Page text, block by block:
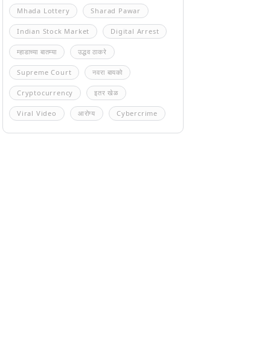
Mhada Lottery Sharad Pawar
Indian Stock Market Digital Arrest
म्हाडाच्या बातम्या उद्धव ठाकरे
Supreme Court नवरा बायको
Cryptocurrency इतर खेळ
Viral Video आरोग्य Cybercrime